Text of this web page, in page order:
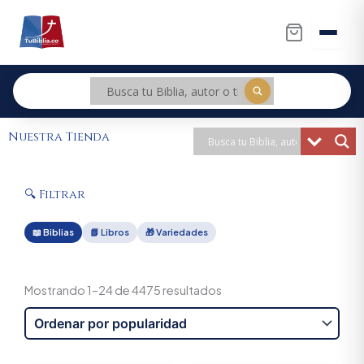
contenido
Nuestra Tienda
🔍 Filtrar
📖 Biblias 📗 Libros 🎁 Variedades
Mostrando 1–24 de 4475 resultados